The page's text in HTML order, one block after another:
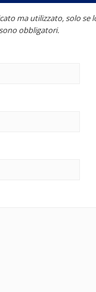
ma utilizzato, solo se
obbligatori.